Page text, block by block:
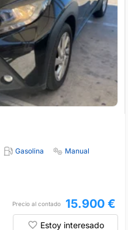
Gasolina
Manual
Precio al contado 15.900 €
Estoy interesado